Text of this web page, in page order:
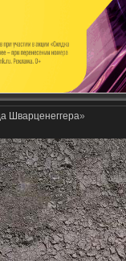
Шварценеггера»